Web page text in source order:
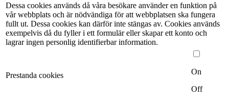
Dessa cookies används då våra besökare använder en funktion på
vår webbplats och är nödvändiga för att webbplatsen ska fungera
fullt ut. Dessa cookies kan därför inte stängas av. Cookies används
exempelvis då du fyller i ett formulär eller skapar ett konto och
lagrar ingen personlig identifierbar information.
Prestanda cookies
On
Off